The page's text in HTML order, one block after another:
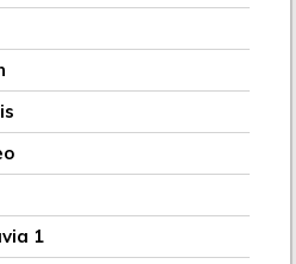
1